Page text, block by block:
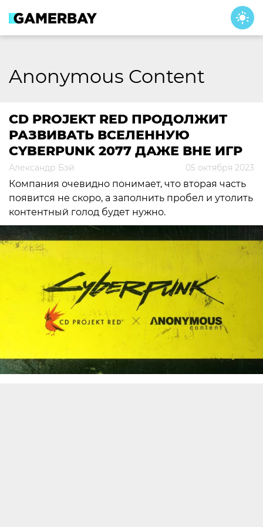
content
Anonymous Content
CD PROJEKT RED ПРОДОЛЖИТ
РАЗВИВАТЬ ВСЕЛЕННУЮ
CYBERPUNK 2077 ДАЖЕ ВНЕ ИГР
Александр Бэй 05 октября 2023
Компания очевидно понимает, что вторая часть
появится не скоро, а заполнить пробел и утолить
контентный голод будет нужно.